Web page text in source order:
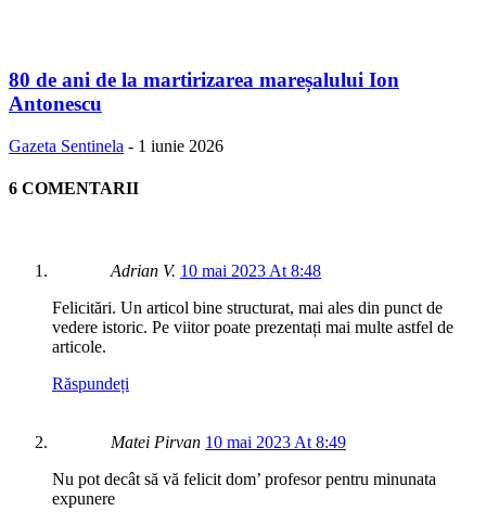
80 de ani de la martirizarea mareșalului Ion
Antonescu
Gazeta Sentinela - 1 iunie 2026
6 COMENTARII
Adrian V. 10 mai 2023 At 8:48
Felicitări. Un articol bine structurat, mai ales din punct de
vedere istoric. Pe viitor poate prezentați mai multe astfel de
articole.
Răspundeți
Matei Pirvan 10 mai 2023 At 8:49
Nu pot decât să vă felicit dom’ profesor pentru minunata
expunere